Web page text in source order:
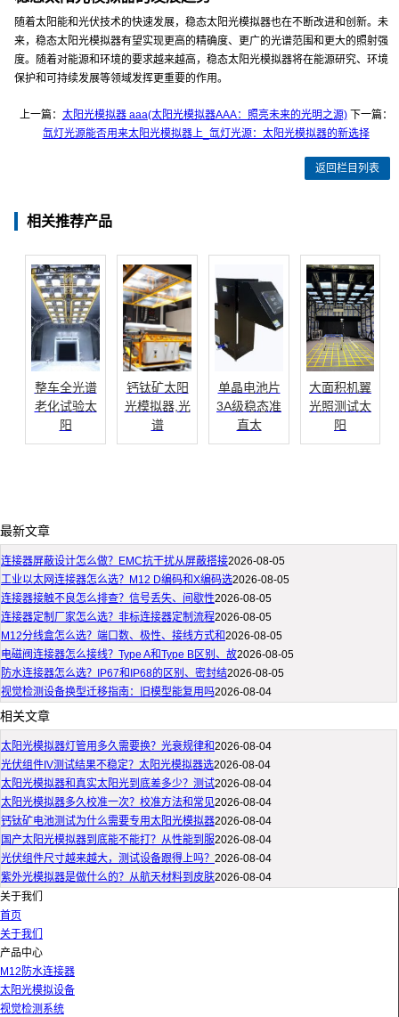
随着太阳能和光伏技术的快速发展，稳态太阳光模拟器也在不断改进和创新。未
来，稳态太阳光模拟器有望实现更高的精确度、更广的光谱范围和更大的照射强
度。随着对能源和环境的要求越来越高，稳态太阳光模拟器将在能源研究、环境
保护和可持续发展等领域发挥更重要的作用。
上一篇： 太阳光模拟器 aaa(太阳光模拟器AAA：照亮未来的光明之源)下一篇：
氙灯光源能否用来太阳光模拟器上_氙灯光源：太阳光模拟器的新选择
返回栏目列表
相关推荐产品
整车全光谱
老化试验太
阳
钙钛矿太阳
光模拟器,光
谱
单晶电池片
3A级稳态准
直太
大面积机翼
光照测试太
阳
最新文章
连接器屏蔽设计怎么做？EMC抗干扰从屏蔽搭接2026-08-05
工业以太网连接器怎么选？M12 D编码和X编码选2026-08-05
连接器接触不良怎么排查？信号丢失、间歇性2026-08-05
连接器定制厂家怎么选？非标连接器定制流程2026-08-05
M12分线盒怎么选？端口数、极性、接线方式和2026-08-05
电磁阀连接器怎么接线？Type A和Type B区别、故2026-08-05
防水连接器怎么选？IP67和IP68的区别、密封结2026-08-05
视觉检测设备换型迁移指南：旧模型能复用吗2026-08-04
相关文章
太阳光模拟器灯管用多久需要换？光衰规律和2026-08-04
光伏组件IV测试结果不稳定？太阳光模拟器选2026-08-04
太阳光模拟器和真实太阳光到底差多少？测试2026-08-04
太阳光模拟器多久校准一次？校准方法和常见2026-08-04
钙钛矿电池测试为什么需要专用太阳光模拟器2026-08-04
国产太阳光模拟器到底能不能打？从性能到服2026-08-04
光伏组件尺寸越来越大，测试设备跟得上吗？ 2026-08-04
紫外光模拟器是做什么的？从航天材料到皮肤2026-08-04
关于我们
首页
关于我们
产品中心
M12防水连接器
太阳光模拟设备
视觉检测系统